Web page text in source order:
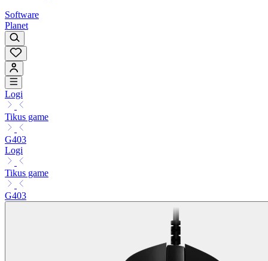
Software
Planet
Logi
Tikus game
G403
Logi
Tikus game
G403